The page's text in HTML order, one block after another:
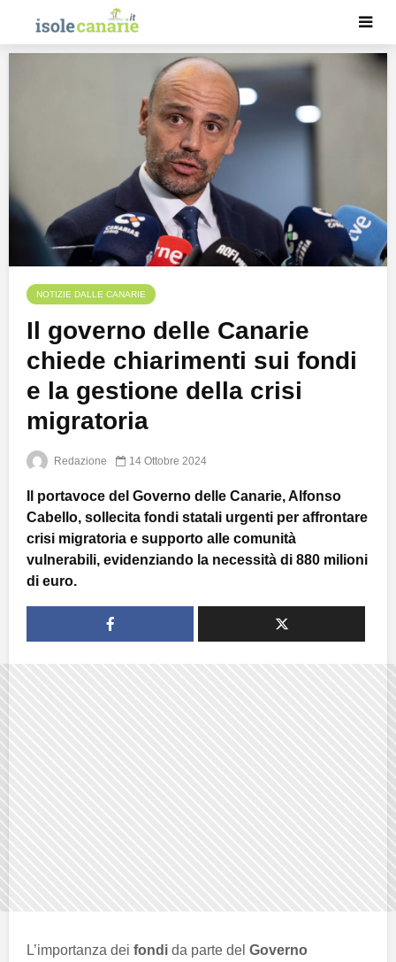
NOTIZIE DALLE CANARIE
Il governo delle Canarie
chiede chiarimenti sui fondi
e la gestione della crisi
migratoria
Redazione 14 Ottobre 2024
Il portavoce del Governo delle Canarie, Alfonso
Cabello, sollecita fondi statali urgenti per affrontare
crisi migratoria e supporto alle comunità
vulnerabili, evidenziando la necessità di 880 milioni
di euro.
L’importanza dei fondi da parte del Governo